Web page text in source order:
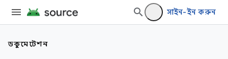
সাইন-ইন করুন
ডকুমেন্টেশন